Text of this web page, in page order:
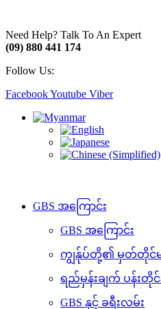
Need Help? Talk To An Expert
(09) 880 441 174
Follow Us:
FacebookYoutube Viber
GBS အကြောင်း
GBS အကြောင်း
ကျွန်ုပ်တို့၏ မှတ်တိုင်မျ
ရည်မှန်းချက် ပန်းတိုင်
GBS နှင့် ခရီးလမ်း